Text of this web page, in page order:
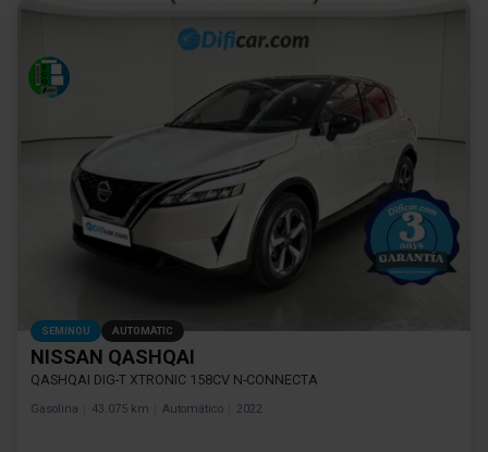
SEMINOU AUTOMÀTIC
NISSAN QASHQAI
QASHQAI DIG-T XTRONIC 158CV N-CONNECTA
Gasolina 43.075 km Automático 2022